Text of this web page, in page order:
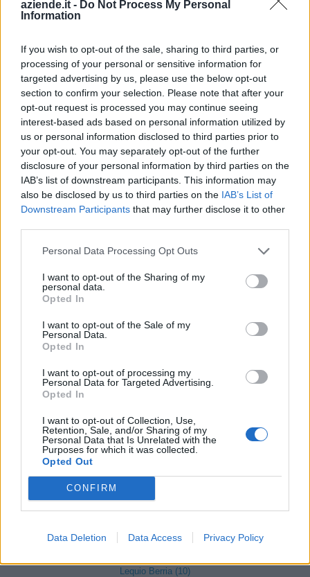
aziende.it - Do Not Process My Personal
Information
If you wish to opt-out of the sale, sharing to third parties, or
processing of your personal or sensitive information for
targeted advertising by us, please use the below opt-out
section to confirm your selection. Please note that after your
opt-out request is processed you may continue seeing
interest-based ads based on personal information utilized by
us or personal information disclosed to third parties prior to
your opt-out. You may separately opt-out of the further
disclosure of your personal information by third parties on the
IAB’s list of downstream participants. This information may
also be disclosed by us to third parties on the IAB’s List of
Downstream Participants that may further disclose it to other
Personal Data Processing Opt Outs
I want to opt-out of the Sharing of my
personal data.
Opted In
I want to opt-out of the Sale of my
Personal Data.
Opted In
I want to opt-out of processing my
Personal Data for Targeted Advertising.
Opted In
I want to opt-out of Collection, Use,
Retention, Sale, and/or Sharing of my
Personal Data that Is Unrelated with the
Purposes for which it was collected.
Opted Out
CONFIRM
Data Deletion Data Access Privacy Policy
Diano d'Alba (98)
Dronero (114)
Entracque (21)
Farigliano (49)
Faule (6)
Feisoglio (9)
Fossano (501)
Frabosa Soprana (8)
Gorzegno (6)
Grinzane Cavour (34)
Guarene (95)
Igliano (2)
Lagnasco (77)
Lequio Berria (10)